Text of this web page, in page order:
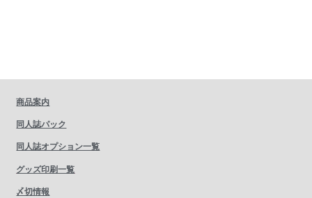
商品案内
同人誌パック
同人誌オプション一覧
グッズ印刷一覧
〆切情報